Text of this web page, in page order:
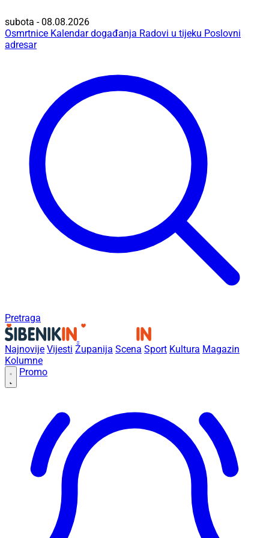
subota - 08.08.2026
Osmrtnice Kalendar događanja Radovi u tijeku Poslovni
adresar
Pretraga
Najnovije Vijesti Županija Scena Sport Kultura Magazin
Kolumne
Promo